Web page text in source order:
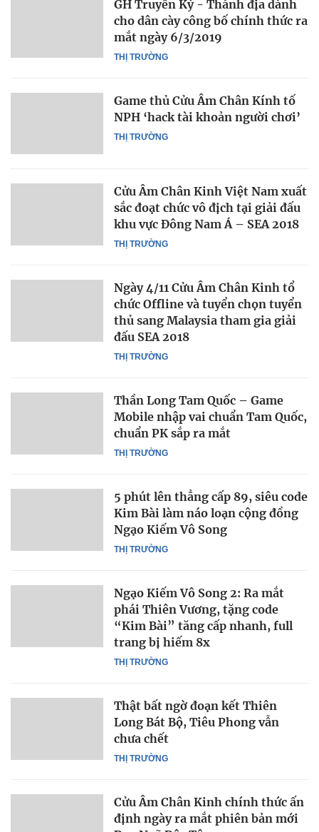
THỊ TRƯỜNG
GH Truyền Kỳ - Thánh địa dành
cho dân cày công bố chính thức ra
mắt ngày 6/3/2019
THỊ TRƯỜNG
Game thủ Cửu Âm Chân Kính tố
NPH ‘hack tài khoản người chơi’
THỊ TRƯỜNG
Cửu Âm Chân Kinh Việt Nam xuất
sắc đoạt chức vô địch tại giải đấu
khu vực Đông Nam Á – SEA 2018
THỊ TRƯỜNG
Ngày 4/11 Cửu Âm Chân Kinh tổ
chức Offline và tuyển chọn tuyển
thủ sang Malaysia tham gia giải
đấu SEA 2018
THỊ TRƯỜNG
Thần Long Tam Quốc – Game
Mobile nhập vai chuẩn Tam Quốc,
chuẩn PK sắp ra mắt
THỊ TRƯỜNG
5 phút lên thẳng cấp 89, siêu code
Kim Bài làm náo loạn cộng đồng
Ngạo Kiếm Vô Song
THỊ TRƯỜNG
Ngạo Kiếm Vô Song 2: Ra mắt
phái Thiên Vương, tặng code
“Kim Bài” tăng cấp nhanh, full
trang bị hiếm 8x
THỊ TRƯỜNG
Thật bất ngờ đoạn kết Thiên
Long Bát Bộ, Tiêu Phong vẫn
chưa chết
Cửu Âm Chân Kinh chính thức ấn
định ngày ra mắt phiên bản mới